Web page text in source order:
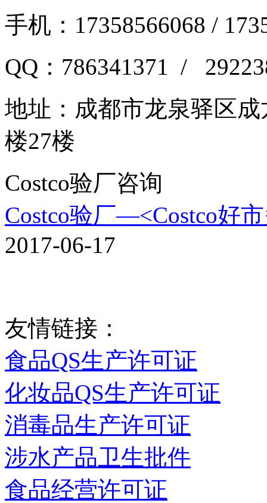
手机：17358566068 /
QQ：786341371 /
地址： 成都市龙泉驿区
楼27楼
Costco验厂咨询
Costco验厂—<Costco好
2017-06-17
友情链接：
食品QS生产许可证
化妆品QS生产许可证
消毒品生产许可证
涉水产品卫生批件
食品经营许可证